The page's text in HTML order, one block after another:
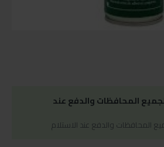
المحافظات والدفع عند
المحافظات والدفع عند الاستلام